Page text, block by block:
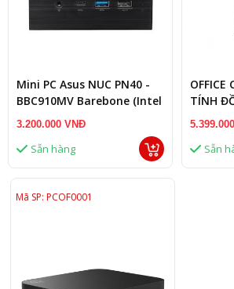
Mini PC Asus NUC PN40 -
BBC910MV Barebone (Intel
Celeron J4025 |
802.11AC,BT | VGA port |
NoOS)
3.200.000 VNĐ
Sẵn hàng
OFFICE
TÍNH
i5/ RAM
Sẵn
Mã SP: PCOF0001